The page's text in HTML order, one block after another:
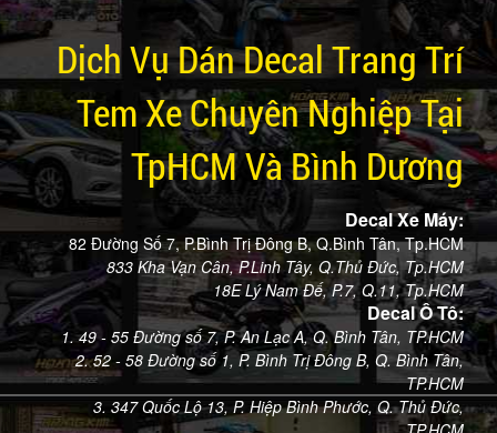
Dịch Vụ Dán Decal Trang Trí
Tem Xe Chuyên Nghiệp Tại
TpHCM Và Bình Dương
Decal Xe Máy:
82 Đường Số 7, P.Bình Trị Đông B, Q.Bình Tân, Tp.HCM
833 Kha Vạn Cân, P.Linh Tây, Q.Thủ Đức, Tp.HCM
18E Lý Nam Đế, P.7, Q.11, Tp.HCM
Decal Ô Tô:
1. 49 - 55 Đường số 7, P. An Lạc A, Q. Bình Tân, TP.HCM
2. 52 - 58 Đường số 1, P. Bình Trị Đông B, Q. Bình Tân,
TP.HCM
3. 347 Quốc Lộ 13, P. Hiệp Bình Phước, Q. Thủ Đức,